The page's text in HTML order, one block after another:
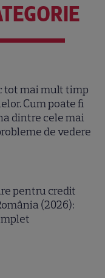
tot mai mult timp
Cum poate fi
dintre cele mai
de vedere
pentru credit
(2026):